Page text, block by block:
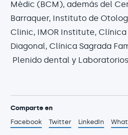
Mèdic (BCM), además del
Barraquer, Instituto de
Clinic, IMOR Institute, Clínica
Diagonal, Clínica Sagrada
Plenido dental y
Comparte en
Facebook
Twitter LinkedIn